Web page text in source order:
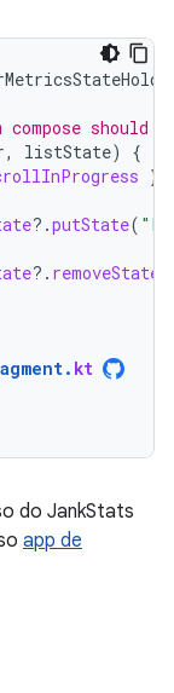
should
, listState)
{
}.
?.putState(
?. removeState
. kt
do JankStats
app de